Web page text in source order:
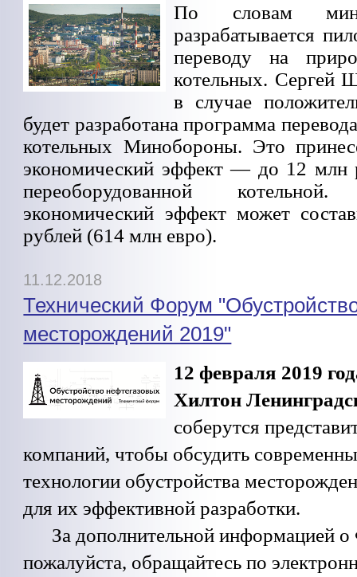
По словам
разрабатывается
переводу на
котельных. Сергей
в случае
будет разработана программа
котельных Минобороны. Это
экономический эффект — до 12 млн
переоборудованной
экономический эффект может
рублей (614 млн евро).
11.12.2018
Технический Форум
месторождений 2019"
12 февраля 2019
Хилтон
соберутся
компаний, чтобы обсудить
технологии обустройства
для их эффективной разработки.
За дополнительной информацией
пожалуйста, обращайтесь по